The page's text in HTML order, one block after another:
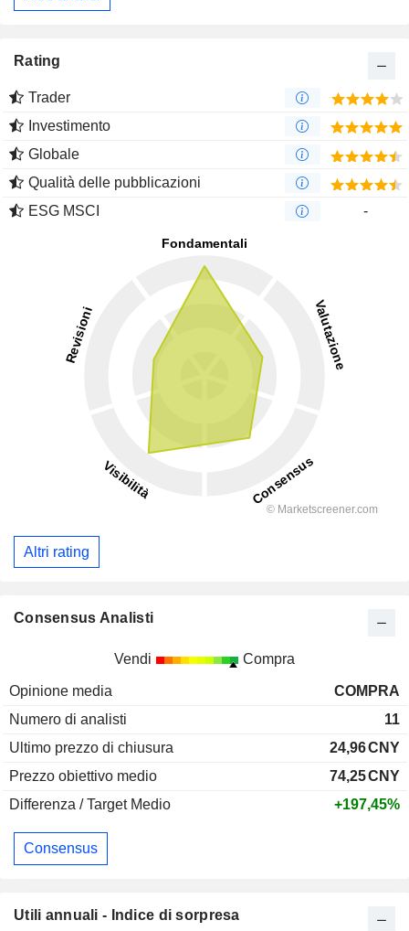
Rating
Trader
Investimento
Globale
Qualità delle pubblicazioni
ESG MSCI
-
Altri rating
Consensus Analisti
Vendi Compra
Opinione media
COMPRA
Numero di analisti
11
Ultimo prezzo di chiusura
24,96CNY
Prezzo obiettivo medio
74,25CNY
Differenza / Target Medio
+197,45%
Consensus
Utili annuali - Indice di sorpresa